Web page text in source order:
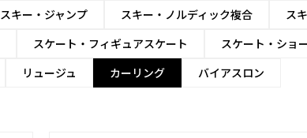
スキー・ジャンプ スキー・ノルディック複合
ス
スケート・フィギュアスケート スケート・ショ
リュージュ カーリング バイアスロン